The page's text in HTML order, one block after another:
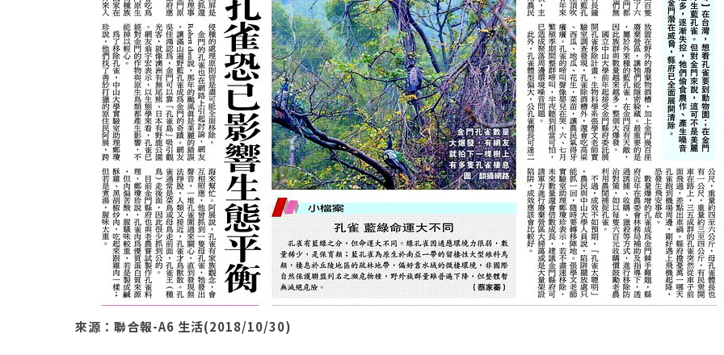
來源：聯合報-A6 生活(2018/10/30)